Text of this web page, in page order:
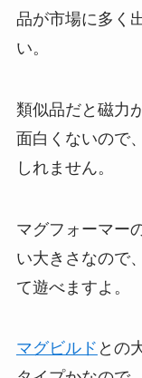
品が市場に多く
い。
類似品だと磁力
面白くないので
しれません。
マグフォーマー
い大きさなので
て遊べますよ。
マグビルド との